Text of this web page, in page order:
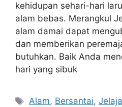
kehidupan sehari-hari
alam bebas. Merangkul
alam damai dapat
dan memberikan
butuhkan. Baik Anda
hari yang sibuk
Tags
Alam, Bersantai,